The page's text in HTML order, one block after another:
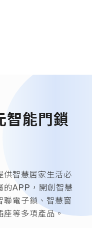
智能門鎖
供智慧居家生活必
的APP，開創智慧
聯電子鎖、智慧窗
座等多項產品。